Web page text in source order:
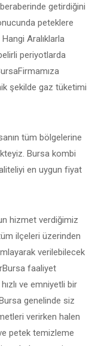
getirdiğini
peteklere
Hangi Aralıklarla
periyotlarda
şekilde gaz tüketimi
tüm bölgelerine
Bursa kombi
en uygun fiyat
hizmet verdiğimiz
ilçeleri üzerinden
verilebilecek
faaliyet
ve emniyetli bir
genelinde siz
verirken halen
petek temizleme